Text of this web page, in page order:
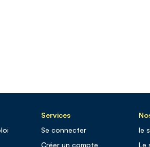
Services
Se connecter
Créer un compte
le
Le